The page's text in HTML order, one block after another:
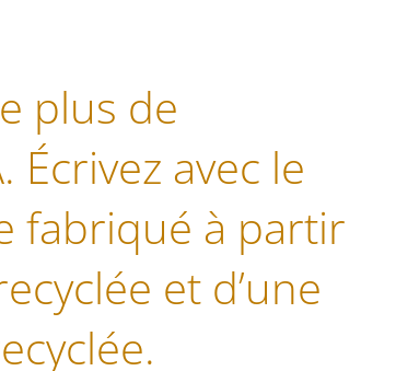
plus de
Écrivez avec le
fabriqué à partir
et d’une